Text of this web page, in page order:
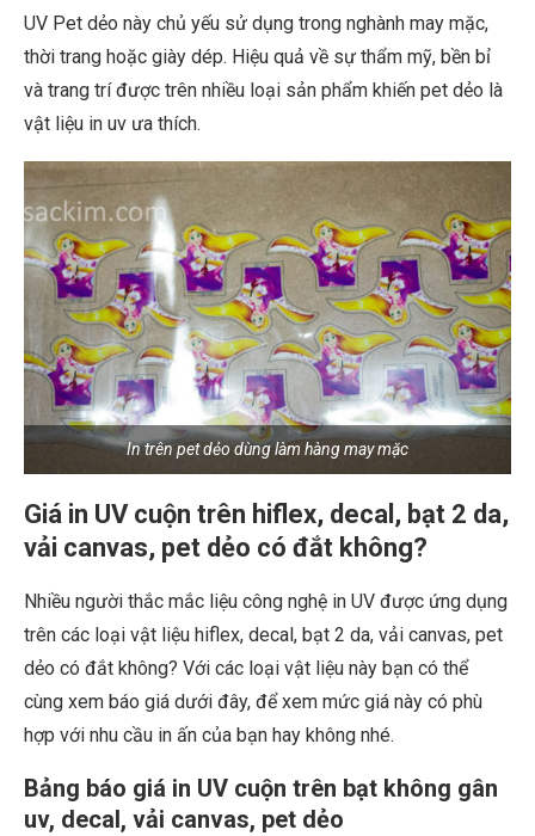
UV Pet dẻo này chủ yếu sử dụng trong nghành may mặc,
thời trang hoặc giày dép. Hiệu quả về sự thẩm mỹ, bền bỉ
và trang trí được trên nhiều loại sản phẩm khiến pet dẻo là
vật liệu in uv ưa thích.
In trên pet dẻo dùng làm hàng may mặc
Giá in UV cuộn trên hiflex, decal, bạt 2 da,
vải canvas, pet dẻo có đắt không?
Nhiều người thắc mắc liệu công nghệ in UV được ứng dụng
trên các loại vật liệu hiflex, decal, bạt 2 da, vải canvas, pet
dẻo có đắt không? Với các loại vật liệu này bạn có thể
cùng xem báo giá dưới đây, để xem mức giá này có phù
hợp với nhu cầu in ấn của bạn hay không nhé.
Bảng báo giá in UV cuộn trên bạt không gân
uv, decal, vải canvas, pet dẻo